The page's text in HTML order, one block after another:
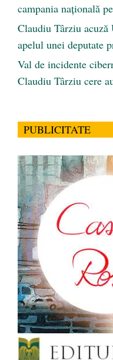
campania națională
Claudiu Târziu acuză
apelul unei deputate
Val de incidente
Claudiu Târziu cere
PUBLICITATE